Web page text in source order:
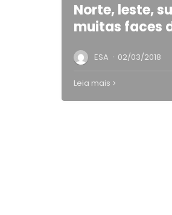
Norte, leste,
muitas faces
ESA · 02/03/2018
Leia mais